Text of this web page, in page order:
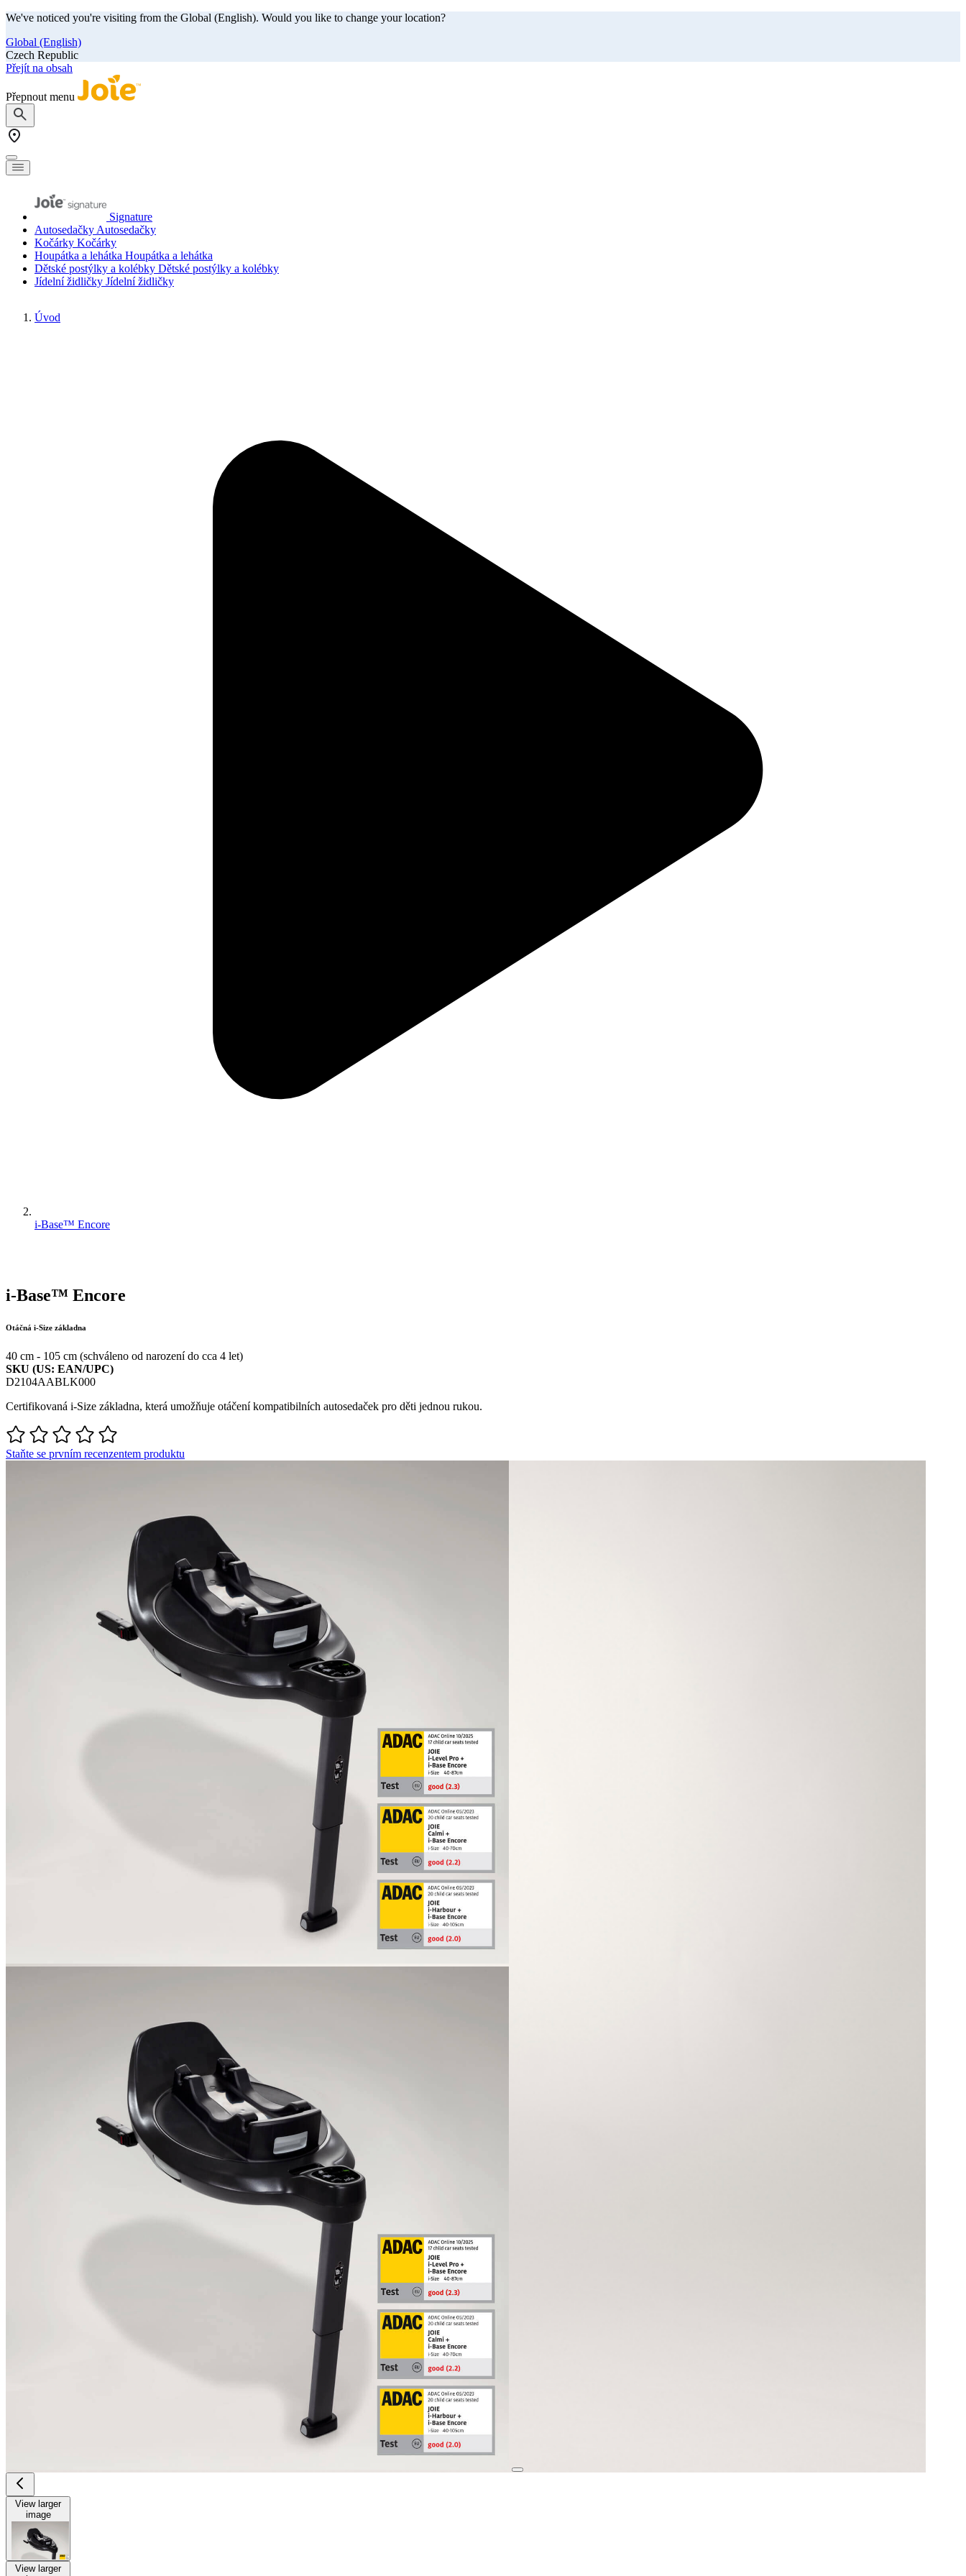
We've noticed you're visiting from the Global (English). Would you like to change your location?
Global (English)
Czech Republic
Přejít na obsah
Přepnout menu
Signature
AutosedačkyAutosedačky
Kočárky Kočárky
Houpátka a lehátka Houpátka a lehátka
Dětské postýlky a kolébky Dětské postýlky a kolébky
Jídelní židličky Jídelní židličky
Úvod
i-Base™ Encore
i-Base™ Encore
Otáčná i-Size základna
40 cm - 105 cm (schváleno od narození do cca 4 let)
SKU (US: EAN/UPC)
D2104AABLK000
Certifikovaná i-Size základna, která umožňuje otáčení kompatibilních autosedaček pro děti jednou rukou.
Staňte se prvním recenzentem produktu
View larger
image
View larger